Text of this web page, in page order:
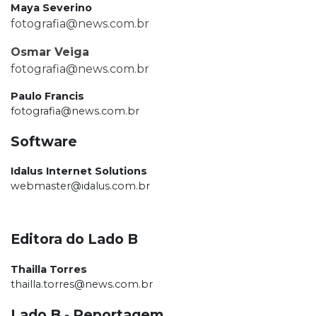
Maya Severino
fotografia@news.com.br
Osmar Veiga
fotografia@news.com.br
Paulo Francis
fotografia@news.com.br
Software
Idalus Internet Solutions
webmaster@idalus.com.br
Editora do Lado B
Thailla Torres
thailla.torres@news.com.br